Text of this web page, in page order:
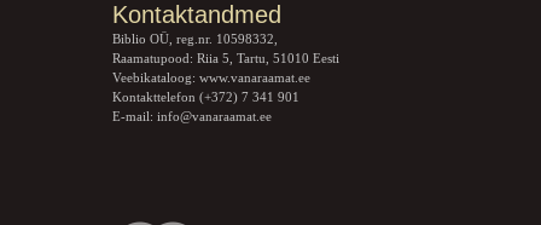
Kontaktandmed
Biblio OÜ, reg.nr. 10598332,
Raamatupood: Riia 5, Tartu, 51010 Eesti
Veebikataloog: www.vanaraamat.ee
Kontakttelefon (+372) 7 341 901
E-mail: info@vanaraamat.ee